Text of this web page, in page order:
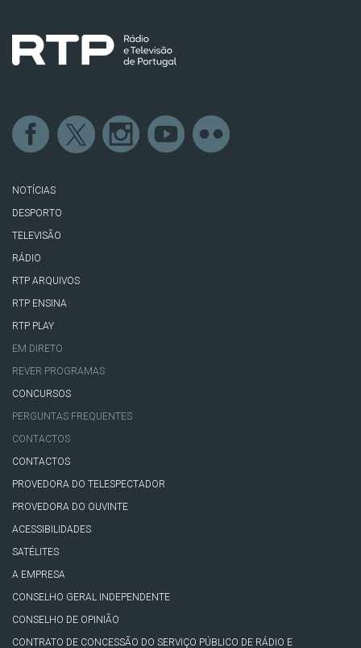
NOTÍCIAS
DESPORTO
TELEVISÃO
RÁDIO
RTP ARQUIVOS
RTP ENSINA
RTP PLAY
EM DIRETO
REVER PROGRAMAS
CONCURSOS
PERGUNTAS FREQUENTES
CONTACTOS
CONTACTOS
PROVEDORA DO TELESPECTADOR
PROVEDORA DO OUVINTE
ACESSIBILIDADES
SATÉLITES
A EMPRESA
CONSELHO GERAL INDEPENDENTE
CONSELHO DE OPINIÃO
CONTRATO DE CONCESSÃO DO SERVIÇO PÚBLICO DE RÁDIO E